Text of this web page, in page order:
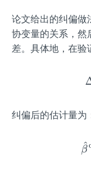
论文给出的纠偏做
协变量的关系，
差。具体地，在验
纠偏后的估计量为
β
^